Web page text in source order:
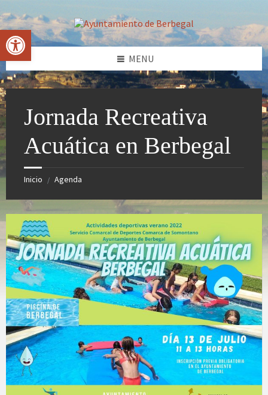
Abrir barra de herramientas
to
content
to
left
sidebar
to
right
sidebar
to
footer
MENU
Jornada Recreativa
Acuática en Berbegal
Inicio / Agenda